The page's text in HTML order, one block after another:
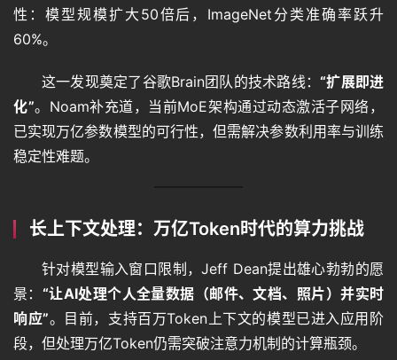
页
语
言
性：模型规模扩大50倍后，ImageNet分类准确率跃升
60%。
这一发现奠定了谷歌Brain团队的技术路线：“扩展即进
化”。Noam补充道，当前MoE架构通过动态激活子网络，
已实现万亿参数模型的可行性，但需解决参数利用率与训练
稳定性难题。
长上下文处理：万亿Token时代的算力挑战
针对模型输入窗口限制，Jeff Dean提出雄心勃勃的愿
景： “让AI处理个人全量数据（邮件、文档、照片）并实时
响应”。目前，支持百万Token上下文的模型已进入应用阶
段，但处理万亿Token仍需突破注意力机制的计算瓶颈。